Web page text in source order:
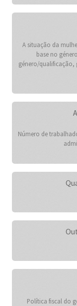
A situação da
base no
género/qualificação,
Número de
Política fiscal do